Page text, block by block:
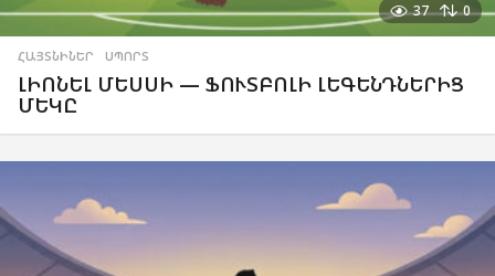
37 0
ՀԱՅՏՆԻՆԵՐ ,ՍՊՈՐՏ
ԼԻՈՆԵԼ ՄԵՍՍԻ — ՖՈՒՏԲՈԼԻ ԼԵԳԵՆԴՆԵՐԻՑ
ՄԵԿԸ